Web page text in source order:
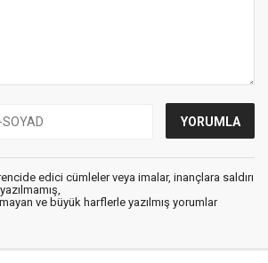
edici cümleler veya imalar, inançlara saldırı
ve büyük harflerle yazılmış yorumlar